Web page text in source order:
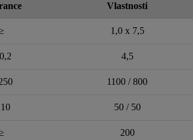
Vlastnosti
1,0 x 7,5
4,5
1100 / 800
50 / 50
200